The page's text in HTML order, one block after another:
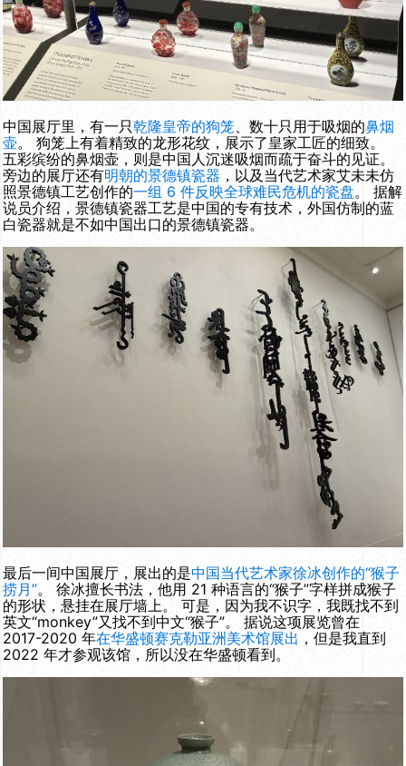
中国展厅里，有一只乾隆皇帝的狗笼、数十只用于吸烟的鼻烟
壶。 狗笼上有着精致的龙形花纹，展示了皇家工匠的细致。
五彩缤纷的鼻烟壶，则是中国人沉迷吸烟而疏于奋斗的见证。
旁边的展厅还有明朝的景德镇瓷器 ，以及当代艺术家艾未未仿
照景德镇工艺创作的一组 6 件反映全球难民危机的瓷盘。 据解
说员介绍，景德镇瓷器工艺是中国的专有技术，外国仿制的蓝
白瓷器就是不如中国出口的景德镇瓷器。
最后一间中国展厅，展出的是中国当代艺术家徐冰创作的“猴子
捞月”。 徐冰擅长书法，他用 21 种语言的“猴子”字样拼成猴子
的形状，悬挂在展厅墙上。 可是，因为我不识字，我既找不到
英文“monkey”又找不到中文“猴子”。 据说这项展览曾在
2017-2020 年在华盛顿赛克勒亚洲美术馆展出 ，但是我直到
2022 年才参观该馆，所以没在华盛顿看到。